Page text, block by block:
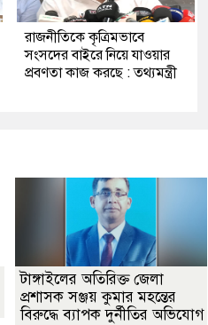
রাজনীতিকে কৃত্রিমভাবে
সংসদের বাইরে নিয়ে যাওয়ার
প্রবণতা কাজ করছে : তথ্যমন্ত্রী
টাঙ্গাইলের অতিরিক্ত জেলা
প্রশাসক সঞ্জয় কুমার মহন্তের
বিরুদ্ধে ব্যাপক দুর্নীতির অভিযোগ